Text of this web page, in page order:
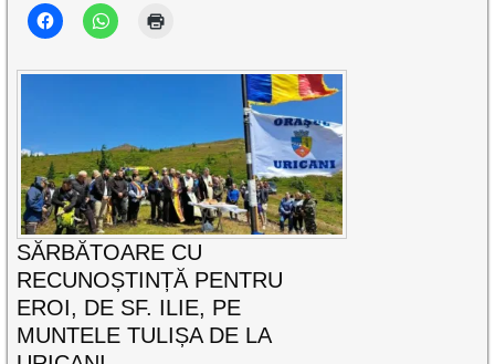
SĂRBĂTOARE CU
RECUNOȘTINȚĂ PENTRU
EROI, DE SF. ILIE, PE
MUNTELE TULIȘA DE LA